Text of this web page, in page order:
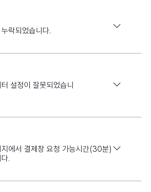
락되었습니다.
설정이 잘못되었습니
에서 결제창 요청 가능시간(30분)
.